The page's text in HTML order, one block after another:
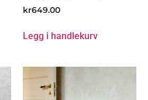
kr649.00
Legg i handlekurv